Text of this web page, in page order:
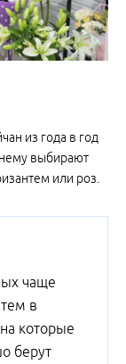
из года в год
выбирают
или роз.
чаще
в
которые
берут